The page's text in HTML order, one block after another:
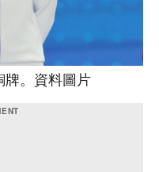
牌。資料圖片